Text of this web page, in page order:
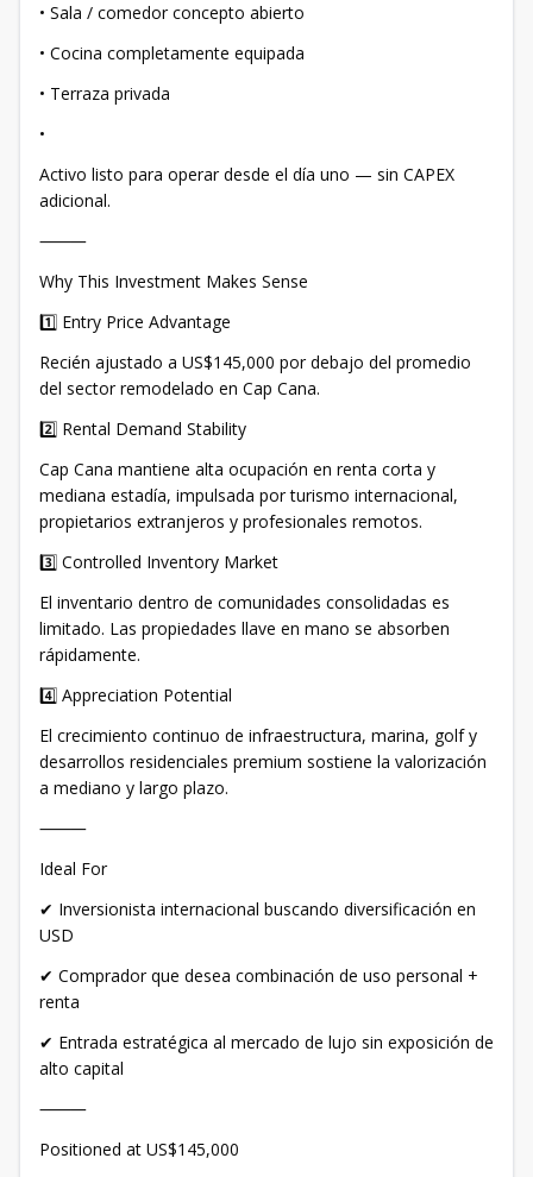
• Sala / comedor concepto abierto
• Cocina completamente equipada
• Terraza privada
•
Activo listo para operar desde el día uno — sin CAPEX
adicional.
⸻
Why This Investment Makes Sense
1️⃣ Entry Price Advantage
Recién ajustado a US$145,000 por debajo del promedio
del sector remodelado en Cap Cana.
2️⃣ Rental Demand Stability
Cap Cana mantiene alta ocupación en renta corta y
mediana estadía, impulsada por turismo internacional,
propietarios extranjeros y profesionales remotos.
3️⃣ Controlled Inventory Market
El inventario dentro de comunidades consolidadas es
limitado. Las propiedades llave en mano se absorben
rápidamente.
4️⃣ Appreciation Potential
El crecimiento continuo de infraestructura, marina, golf y
desarrollos residenciales premium sostiene la valorización
a mediano y largo plazo.
⸻
Ideal For
✔ Inversionista internacional buscando diversificación en
USD
✔ Comprador que desea combinación de uso personal +
renta
✔ Entrada estratégica al mercado de lujo sin exposición de
alto capital
⸻
Positioned at US$145,000